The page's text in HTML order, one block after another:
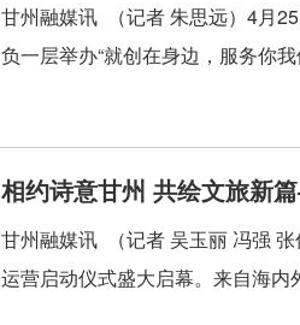
甘州融媒讯 （记者 朱思远）4月
负一层举办“就创在身边，服务你
相约诗意甘州 共绘文旅新
甘州融媒讯 （记者 吴玉丽 冯强
运营启动仪式盛大启幕。来自海